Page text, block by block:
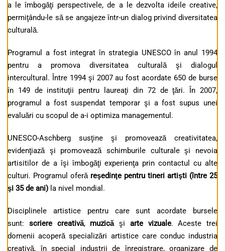
a le îmbogăţi perspectivele, de a le dezvolta ideile creative,
permiţându-le să se angajeze într-un dialog privind diversitatea
culturală.
Programul a fost integrat în strategia UNESCO în anul 1994
pentru a promova diversitatea culturală şi dialogul
intercultural. Între 1994 şi 2007 au fost acordate 650 de burse
în 149 de instituţii pentru laureaţi din 72 de ţări. În 2007,
programul a fost suspendat temporar şi a fost supus unei
evaluări cu scopul de a-i optimiza managementul.
UNESCO-Aschberg susţine şi promovează creativitatea,
evidenţiază şi promovează schimburile culturale şi nevoia
artisitilor de a îşi îmbogăţi experienţa prin contactul cu alte
culturi. Programul oferă reşedinţe pentru tineri artişti (între 25
şi 35 de ani) la nivel mondial.
Disciplinele artistice pentru care sunt acordate bursele
sunt: scriere creativă, muzicăşi arte vizuale. Aceste trei
domenii acoperă specializări artistice care conduc industria
creativă, în special industrii de înregistrare, organizare de